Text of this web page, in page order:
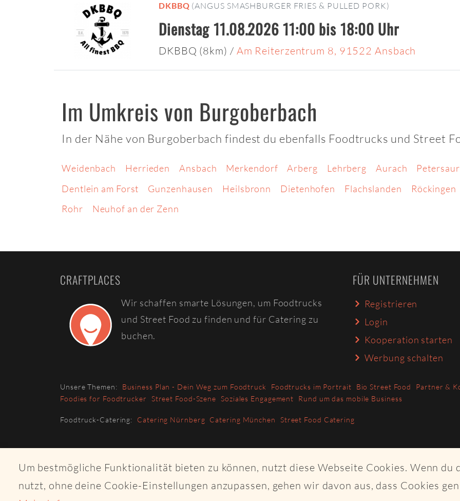
Um bestmögliche Funktionalität bieten zu können, nutzt diese Webseite Cookies. Wenn du
nutzt, ohne deine Cookie-Einstellungen anzupassen, gehen wir davon aus, dass Cookies
DKBBQ (ANGUS SMASHBURGER FRIES & PULLED PORK)
Dienstag 11.08.2026 11:00 bis 18:00 Uhr
DKBBQ (8km) / Am Reiterzentrum 8, 91522 Ansbach
Im Umkreis von Burgoberbach
In der Nähe von Burgoberbach findest du ebenfalls Foodtrucks und Street
Weidenbach Herrieden Ansbach Merkendorf Arberg Lehrberg Aurach
Dentlein am Forst
Gunzenhausen Heilsbronn Dietenhofen Flachslanden
Röckingen
Rohr
Neuhof an der Zenn
CRAFTPLACES
Wir schaffen smarte Lösungen, um Foodtrucks
und Street Food zu finden und für Catering zu
buchen.
FÜR UNTERNEHMEN
Registrieren
Login
Kooperation starten
Werbung schalten
Unsere Themen: Business Plan - Dein Weg zum Foodtruck Foodtrucks im Portrait Bio Street Food
Partner &
Foodies for Foodtrucker
Street Food-Szene Soziales Engagement Rund um das mobile Business
Foodtruck-Catering: Catering Nürnberg Catering München Street Food Catering